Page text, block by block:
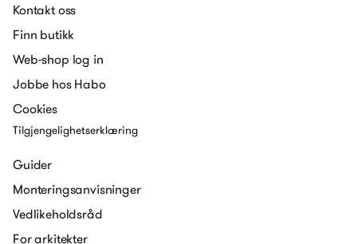
Kontakt oss
Finn butikk
Web-shop log in
Jobbe hos Habo
Cookies
Tilgjengelighetserklæring
Guider
Monteringsanvisninger
Vedlikeholdsråd
For arkitekter